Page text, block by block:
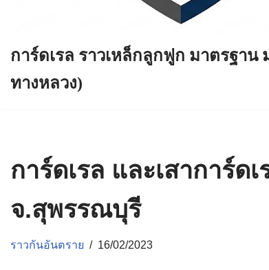
การ์ดเรล ราวเหล็กลูกฟูก มาตรฐาน
ทางหลวง)
การ์ดเรล และเสาการ์ด
จ.สุพรรณบุรี
ราวกันอันตราย 16/02/2023